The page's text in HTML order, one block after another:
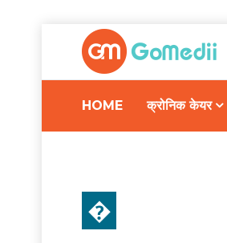
HOME क्रोनिक केयर
�